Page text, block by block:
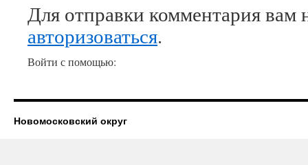
Для отправки комментария вам
авторизоваться.
Войти с помощью:
Новомосковский округ